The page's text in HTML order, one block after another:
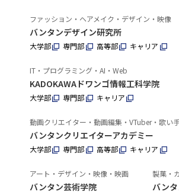
ファッション・ヘアメイク・デザイン・映像
バンタンデザイン研究所
大学部 専門部 高等部 キャリア
IT・プログラミング・AI・Web
KADOKAWAドワンゴ情報工科学院
大学部 専門部 キャリア
動画クリエイター・動画編集・VTuber・歌い
バンタンクリエイターアカデミー
大学部 専門部 高等部 キャリア
アート・デザイン・映像・映画
バンタン芸術学院
製菓・
バン